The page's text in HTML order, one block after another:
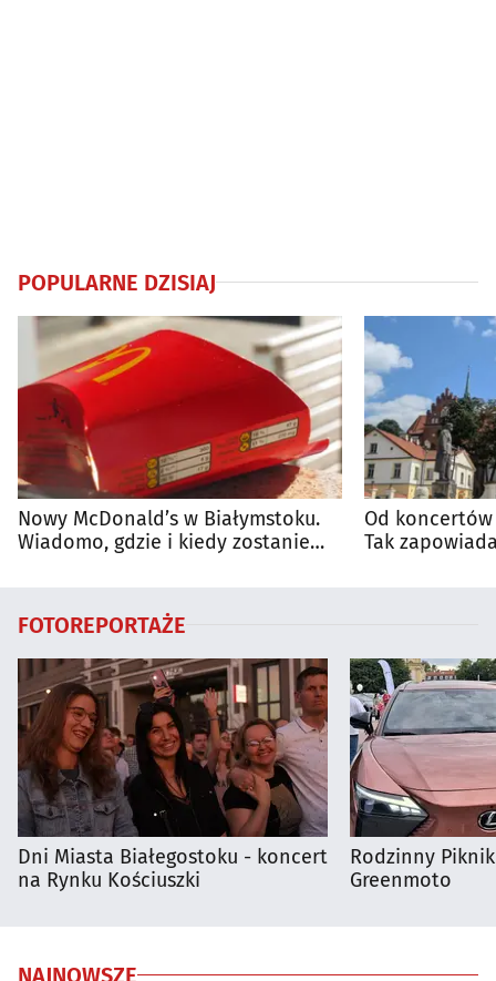
POPULARNE DZISIAJ
Nowy McDonald’s w Białymstoku.
Wiadomo, gdzie i kiedy zostanie
Od
Tak
FOTOREPORTAŻE
Dni Miasta Białegostoku - koncert
na Rynku Kościuszki
Rodzinny
Greenmoto
NAJNOWSZE